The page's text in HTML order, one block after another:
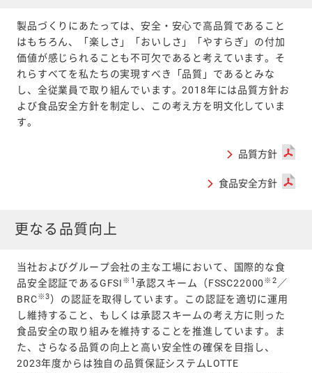
製品づくりにあたっては、安全・安心で高品質であること
はもちろん、「楽しさ」「おいしさ」「やすらぎ」の付加
価値が感じられることも不可欠であると考えています。そ
れらすべてを私たちの実現すべき「品質」であるとみな
し、全従業員で取り組んでいます。2018年には品質方針お
よび食品安全方針を制定し、この考え方を明文化していま
す。
品質方針
食品安全方針
更なる品質向上
当社およびグループ会社の主な工場において、国際的な食
品安全認証であるGFSI ※1 承認スキーム（FSSC22000 ※2 ／
BRC※3）の認証を取得しています。この認証を適切に運用
し維持すること、もしくは承認スキームの考え方に則った
食品安全の取り組みを維持することを推進しています。ま
た、さらなる品質の向上と高い安全性の確保を目指し、
2023年度からは独自の品質保証システムLOTTE